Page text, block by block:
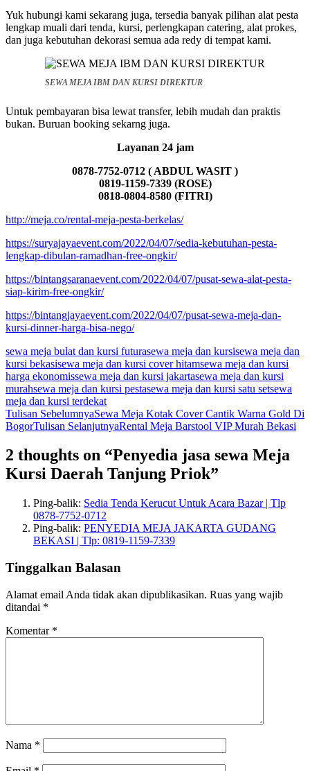
Yuk hubungi kami sekarang juga, tersedia banyak pilihan alat pesta
lengkap muali dari tenda, kursi, perlengkapan catering, alat prokes,
dan juga kebutuhan dekorasi semua ada redy di tempat kami.
SEWA MEJA IBM DAN KURSI DIREKTUR
Untuk pembayaran bisa lewat transfer, lebih mudah dan praktis
bukan. Buruan booking sekarng juga.
Layanan 24 jam
0878-7752-0712 ( ABDUL WASIT )
0819-1159-7339 (ROSE)
0818-0804-8580 (FITRI)
http://meja.co/rental-meja-pesta-berkelas/
https://suryajayaevent.com/2022/04/07/sedia-kebutuhan-pesta-
lengkap-dibulan-ramadhan-free-ongkir/
https://bintangsaranaevent.com/2022/04/07/pusat-sewa-alat-pesta-
siap-kirim-free-ongkir/
https://bintangjayaevent.com/2022/04/07/pusat-sewa-meja-dan-
kursi-dinner-harga-bisa-nego/
sewa meja bulat dan kursi futurasewa meja dan kursisewa meja dan
kursi bekasisewa meja dan kursi cover hitamsewa meja dan kursi
harga ekonomissewa meja dan kursi jakartasewa meja dan kursi
murahsewa meja dan kursi pestasewa meja dan kursi satu setsewa
meja dan kursi terdekat
Navigasi
Tulisan
Tulisan SebelumnyaSewa Meja Kotak Cover Cantik Warna Gold Di
BogorTulisan SelanjutnyaRental Meja Barstool VIP Murah Bekasi
2 thoughts on “Penyedia jasa sewa Meja
Kursi Daerah Tanjung Priok”
Ping-balik: Sedia Tenda Kerucut Untuk Acara Bazar | Tlp
0878-7752-0712
Ping-balik: PENYEDIA MEJA JAKARTA GUDANG
BEKASI | Tlp: 0819-1159-7339
Tinggalkan Balasan
Alamat email Anda tidak akan dipublikasikan. Ruas yang wajib
ditandai *
Komentar *
Nama *